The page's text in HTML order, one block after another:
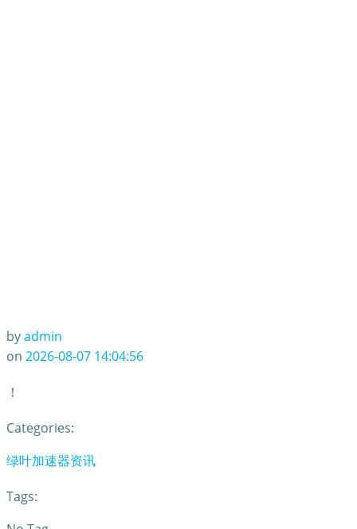
byadmin
on 2026-08-07 14:04:56
！
Categories:
绿叶加速器资讯
Tags: